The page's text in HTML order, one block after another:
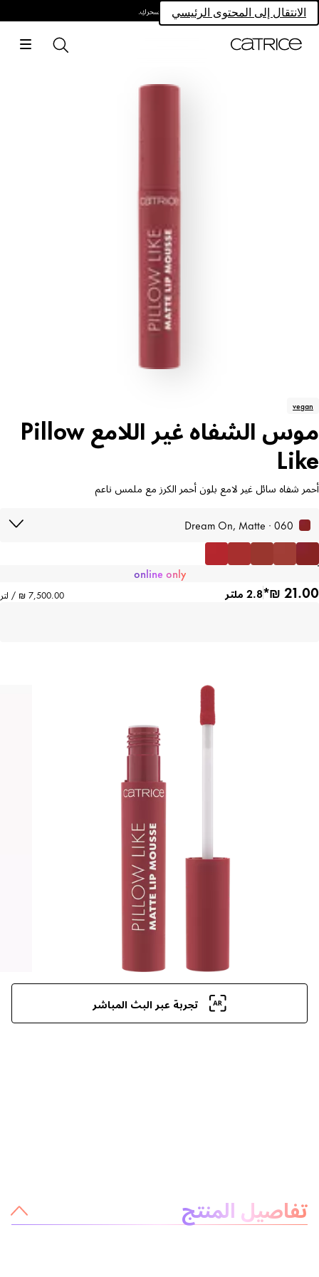
الانتقال إلى المحتوى الرئيسيامتلكي سحركِ.
vegan
موس الشفاه غير اللامع Pillow
Like
أحمر شفاه سائل غير لامع بلون أحمر الكرز مع ملمس ناعم
060 · Dream On, Matte
online only
2.8 ملتر
تجربة عبر البث المباشر
تفاصيل المنتج